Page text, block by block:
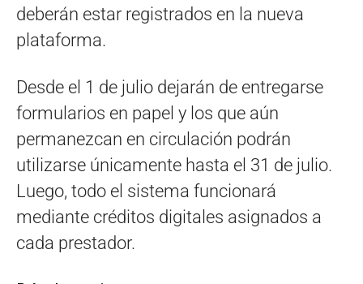
deberán estar registrados en la nueva
plataforma.
Desde el 1 de julio dejarán de entregarse
formularios en papel y los que aún
permanezcan en circulación podrán
utilizarse únicamente hasta el 31 de julio.
Luego, todo el sistema funcionará
mediante créditos digitales asignados a
cada prestador.